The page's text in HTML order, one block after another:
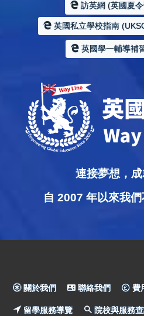
訪英網 (英國夏
英國私立學校指南
英國學一輔導補
連接夢想，成
自 2007 年以來我們
關於我們 聯絡我們 費
留學服務導覽 院校與服務